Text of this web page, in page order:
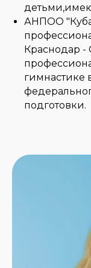
АНПОО
Краснодар -
гимнастике
подготовки.